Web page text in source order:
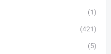
(1)
(421)
(5)